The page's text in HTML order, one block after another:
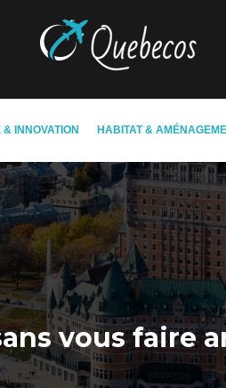
INNOVATION HABITAT &
vous faire